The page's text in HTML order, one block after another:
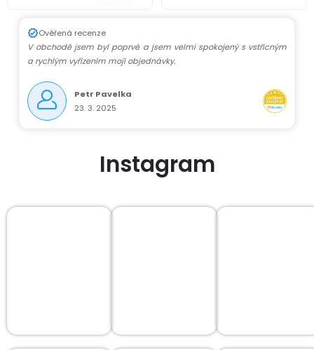
Ověřená recenze
V obchodě jsem byl poprvé a jsem velmi spokojený s vstřícným
a rychlým vyřízením mojí objednávky.
Petr Pavelka
23. 3. 2025
Instagram